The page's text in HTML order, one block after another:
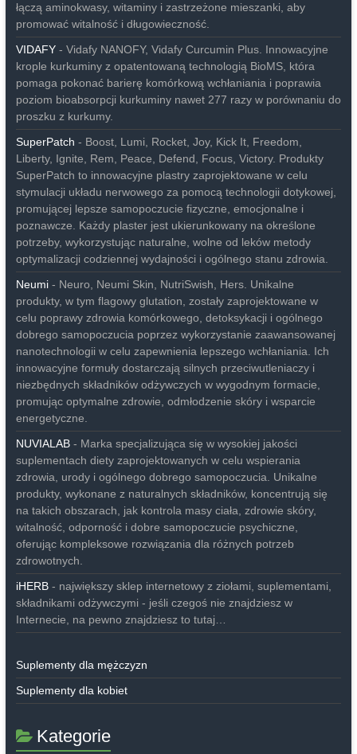
łączą aminokwasy, witaminy i zastrzeżone mieszanki, aby
promować witalność i długowieczność.
VIDAFY- Vidafy NANOFY, Vidafy Curcumin Plus. Innowacyjne
krople kurkuminy z opatentowaną technologią BioMS, która
pomaga pokonać barierę komórkową wchłaniania i poprawia
poziom bioabsorpcji kurkuminy nawet 277 razy w porównaniu do
proszku z kurkumy.
SuperPatch - Boost, Lumi, Rocket, Joy, Kick It, Freedom,
Liberty, Ignite, Rem, Peace, Defend, Focus, Victory. Produkty
SuperPatch to innowacyjne plastry zaprojektowane w celu
stymulacji układu nerwowego za pomocą technologii dotykowej,
promującej lepsze samopoczucie fizyczne, emocjonalne i
poznawcze. Każdy plaster jest ukierunkowany na określone
potrzeby, wykorzystując naturalne, wolne od leków metody
optymalizacji codziennej wydajności i ogólnego stanu zdrowia.
Neumi- Neuro, Neumi Skin, NutriSwish, Hers. Unikalne
produkty, w tym flagowy glutation, zostały zaprojektowane w
celu poprawy zdrowia komórkowego, detoksykacji i ogólnego
dobrego samopoczucia poprzez wykorzystanie zaawansowanej
nanotechnologii w celu zapewnienia lepszego wchłaniania. Ich
innowacyjne formuły dostarczają silnych przeciwutleniaczy i
niezbędnych składników odżywczych w wygodnym formacie,
promując optymalne zdrowie, odmłodzenie skóry i wsparcie
energetyczne.
NUVIALAB- Marka specjalizująca się w wysokiej jakości
suplementach diety zaprojektowanych w celu wspierania
zdrowia, urody i ogólnego dobrego samopoczucia. Unikalne
produkty, wykonane z naturalnych składników, koncentrują się
na takich obszarach, jak kontrola masy ciała, zdrowie skóry,
witalność, odporność i dobre samopoczucie psychiczne,
oferując kompleksowe rozwiązania dla różnych potrzeb
zdrowotnych.
iHERB- największy sklep internetowy z ziołami, suplementami,
składnikami odżywczymi - jeśli czegoś nie znajdziesz w
Internecie, na pewno znajdziesz to tutaj…
Suplementy dla mężczyzn
Suplementy dla kobiet
Kategorie